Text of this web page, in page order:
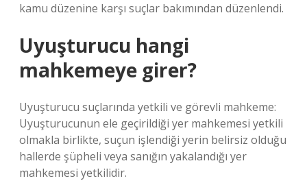
kamu düzenine karşı suçlar bakımından düzenlendi.
Uyuşturucu hangi
mahkemeye girer?
Uyuşturucu suçlarında yetkili ve görevli mahkeme:
Uyuşturucunun ele geçirildiği yer mahkemesi yetkili
olmakla birlikte, suçun işlendiği yerin belirsiz olduğu
hallerde şüpheli veya sanığın yakalandığı yer
mahkemesi yetkilidir.